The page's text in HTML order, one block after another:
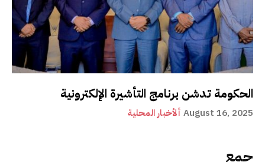
الحكومة تدشن برنامج التأشيرة الإلكترونية
ألأخبار المحلية August 16, 2025
جمع